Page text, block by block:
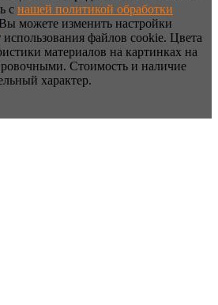
с нашей политикой обработки
можете изменить настройки
использования файлов cookie. Цвета
материалов на картинках на
Стоимость и наличие
характер.